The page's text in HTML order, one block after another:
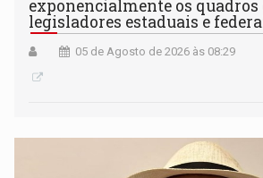
exponencialmente os quadros
legisladores estaduais e
05 de Agosto de 2026 às 08:29